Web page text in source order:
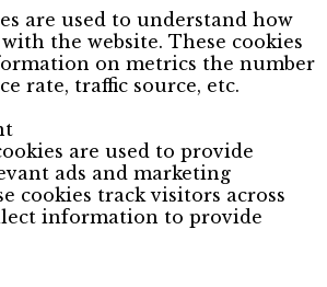
are used to understand how
the website. These cookies
on metrics the number
rate, traffic source, etc.
are used to provide
ads and marketing
cookies track visitors across
information to provide